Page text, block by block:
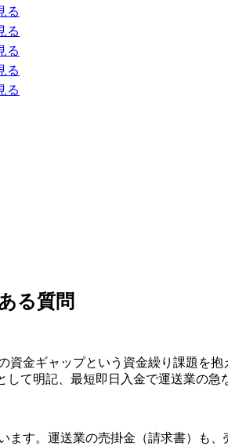
る
る
る
る
る
る質問
金ギャップという資金繰り課題を
て明記、最短即日入金で運送業の
す。運送業の売掛金（請求書）も